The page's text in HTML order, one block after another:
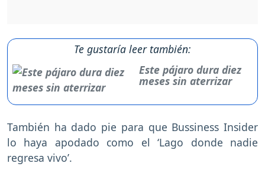
Te gustaría leer también:
Este pájaro dura diez
meses sin aterrizar
También ha dado pie para que Bussiness Insider
lo haya apodado como el ‘Lago donde nadie
regresa vivo’.